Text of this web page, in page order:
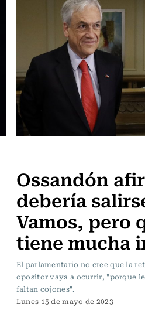
Ossandón
debería
Vamos, pero
tiene mucha
El parlamentario no cree que la
opositor vaya a ocurrir, "porque
faltan cojones".
Lunes 15 de mayo de 2023